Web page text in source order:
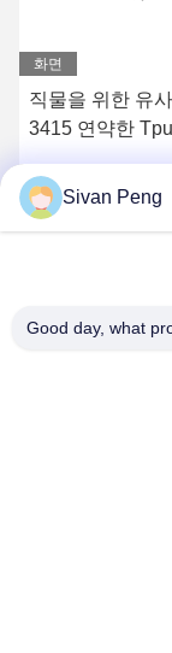
화면
직물을 위한 유
3415 연약한
필름
Sivan Peng
Good day, what